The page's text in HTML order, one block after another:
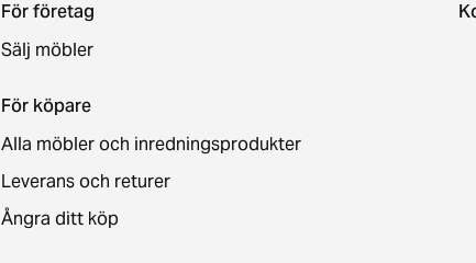
För företag
Sälj möbler
För köpare
Alla möbler och inredningsprodukter
Leverans och returer
Ångra ditt köp